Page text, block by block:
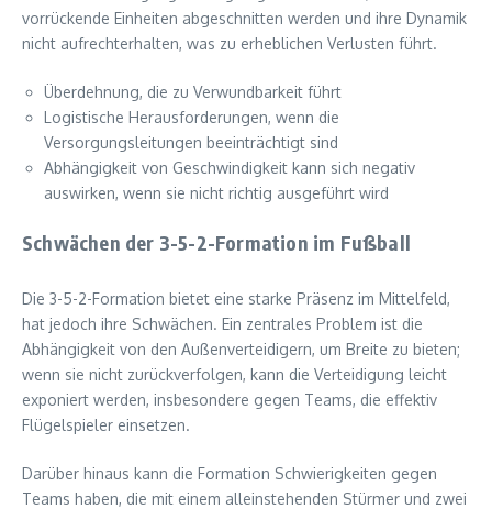
vorrückende Einheiten abgeschnitten werden und ihre Dynamik
nicht aufrechterhalten, was zu erheblichen Verlusten führt.
Überdehnung, die zu Verwundbarkeit führt
Logistische Herausforderungen, wenn die
Versorgungsleitungen beeinträchtigt sind
Abhängigkeit von Geschwindigkeit kann sich negativ
auswirken, wenn sie nicht richtig ausgeführt wird
Schwächen der 3-5-2-Formation im Fußball
Die 3-5-2-Formation bietet eine starke Präsenz im Mittelfeld,
hat jedoch ihre Schwächen. Ein zentrales Problem ist die
Abhängigkeit von den Außenverteidigern, um Breite zu bieten;
wenn sie nicht zurückverfolgen, kann die Verteidigung leicht
exponiert werden, insbesondere gegen Teams, die effektiv
Flügelspieler einsetzen.
Darüber hinaus kann die Formation Schwierigkeiten gegen
Teams haben, die mit einem alleinstehenden Stürmer und zwei